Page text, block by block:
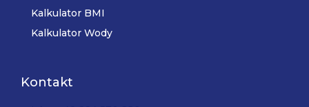
Kalkulator BMI
Kalkulator Wody
Kontakt